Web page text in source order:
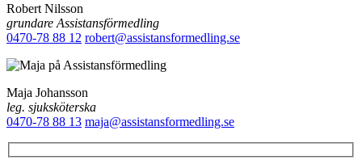
Robert Nilsson
grundare Assistansförmedling
0470-78 88 12 robert@assistansformedling.se
Maja Johansson
leg. sjuksköterska
0470-78 88 13 maja@assistansformedling.se